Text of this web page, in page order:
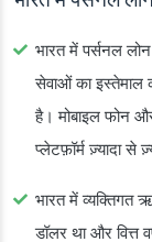
भारत में पर्सनल
सेवाओं का इस्तेमाल
है। मोबाइल फोन
प्लेटफ़ॉर्म ज़्यादा से
भारत में व्यक्तिगत
डॉलर था और